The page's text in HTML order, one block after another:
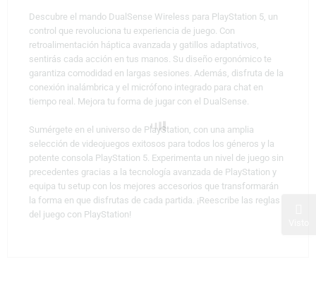
Descubre el mando DualSense Wireless para PlayStation 5, un
control que revoluciona tu experiencia de juego. Con
retroalimentación háptica avanzada y gatillos adaptativos,
sentirás cada acción en tus manos. Su diseño ergonómico te
garantiza comodidad en largas sesiones. Además, disfruta de la
conexión inalámbrica y el micrófono integrado para chat en
tiempo real. Mejora tu forma de jugar con el DualSense.
Sumérgete en el universo de PlayStation, con una amplia
selección de videojuegos exitosos para todos los géneros y la
potente consola PlayStation 5. Experimenta un nivel de juego sin
precedentes gracias a la tecnología avanzada de PlayStation y
equipa tu setup con los mejores accesorios que transformarán
la forma en que disfrutas de cada partida. ¡Reescribe las reglas
del juego con PlayStation!